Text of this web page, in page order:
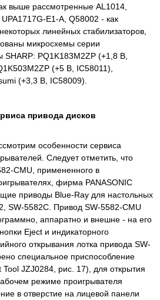
выше рассмотренные AL1014,
E1-A, Q58002 - как
линейных стабилизаторов,
микросхемы серии
PQ1K183M2ZP (+1,8 B,
(+5 B, IC58011),
(+3,3 B, IC58009).
привода дисков
особенности сервиса
Следует отметить, что
CMU, примененного в
фирма PANASONIC
приводы Blue-Ray для настольных
SW-5582C. Привод SW-5582-CMU
аппаратно и внешне - на его
Eject и индикаторного
открывания лотка привода SW-
специальное приспособление
JZJ0284, рис. 17), для открытия
режиме проигрывателя
в отверстие на лицевой панели